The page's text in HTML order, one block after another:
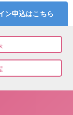
ン申込はこちら